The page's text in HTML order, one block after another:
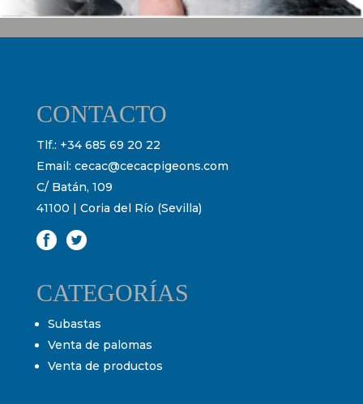
CONTACTO
Tlf.: +34 685 69 20 22
Email: cecac@cecacpigeons.com
C/ Batán, 109
41100 | Coria del Río (Sevilla)
CATEGORÍAS
Subastas
Venta de palomas
Venta de productos